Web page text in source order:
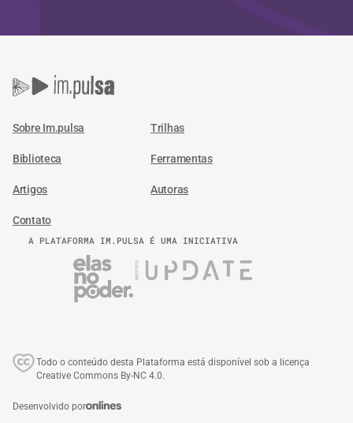
Sobre Im.pulsa Trilhas
Biblioteca Ferramentas
Artigos Autoras
Contato
A PLATAFORMA IM.PULSA É UMA INICIATIVA
Todo o conteúdo desta Plataforma está disponível sob a licença
Creative Commons By-NC 4.0.
Desenvolvido por